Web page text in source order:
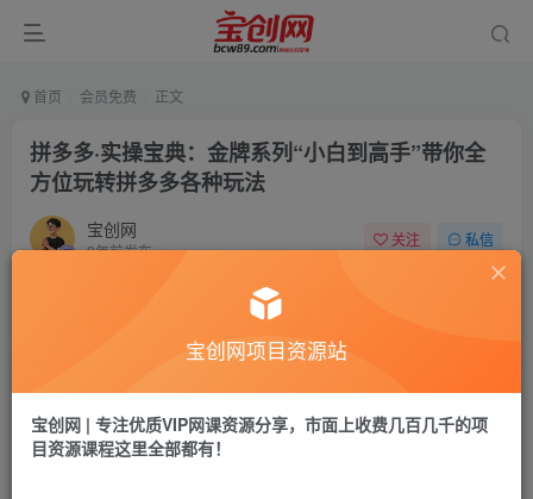
首页 会员免费 正文
拼多多·实操宝典：金牌系列“小白到高手”带你全
方位玩转拼多多各种玩法
宝创网
3年前发布
关注 私信
宝币9.9 宝币 19.9
宝创网项目资源站
宝创网 | 专注优质VIP网课资源分享，市面上收费几百几千的项
目资源课程这里全部都有！